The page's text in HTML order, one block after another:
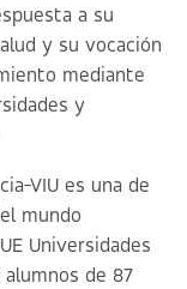
a su
y su vocación
mediante
y
VIU es una de
mundo
Universidades
alumnos de 87